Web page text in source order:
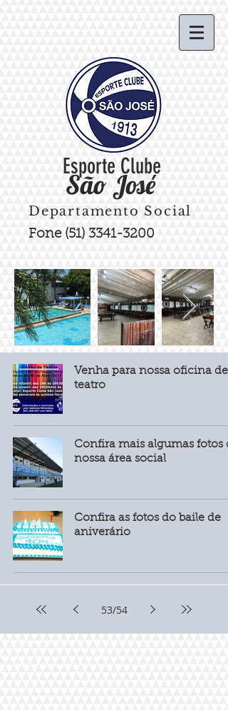
São José
Esporte Clube
Departamento Social
Fone (51) 3341-3200
Venha para nossa oficina de
teatro
Confira mais algumas fotos
nossa área social
Confira as fotos do baile de
aniverário
53/54